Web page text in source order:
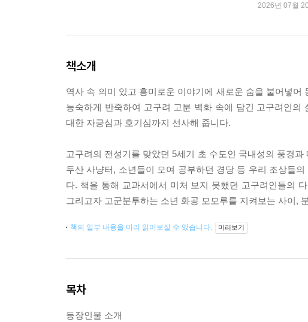
2026년 07월
책소개
역사 속 의미 있고 흥미로운 이야기에 새로운 숨을 불어넣
능숙하게 반죽하여 고구려 고분 벽화 속에 담긴 고구려인
대한 자긍심과 호기심까지 선사해 줍니다.
고구려의 전성기를 맞았던 5세기 초 수도인 국내성의 풍경
두산 사냥터, 소년들이 모여 공부하던 경당 등 우리 조상들
다. 책을 통해 교과서에서 미처 보지 못했던 고구려인들의
그리고자 고군분투하는 소년 화공 모모루를 지켜보는 사이,
책의 일부 내용을 미리 읽어보실 수 있습니다. 미리보기
목차
등장인물 소개